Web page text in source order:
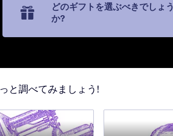
どのギフトを選ぶべきでしょう
か?
と調べてみましょう!